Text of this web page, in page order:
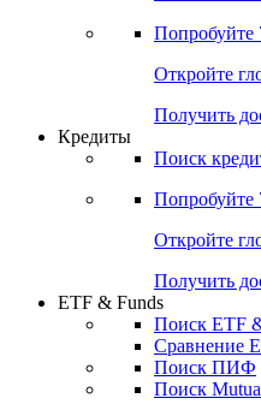
Поиск акций
Российские
Попробуйте
Откройте
Получить
Поиск
Попробуйте
Откройте
Получить
ETF & Funds